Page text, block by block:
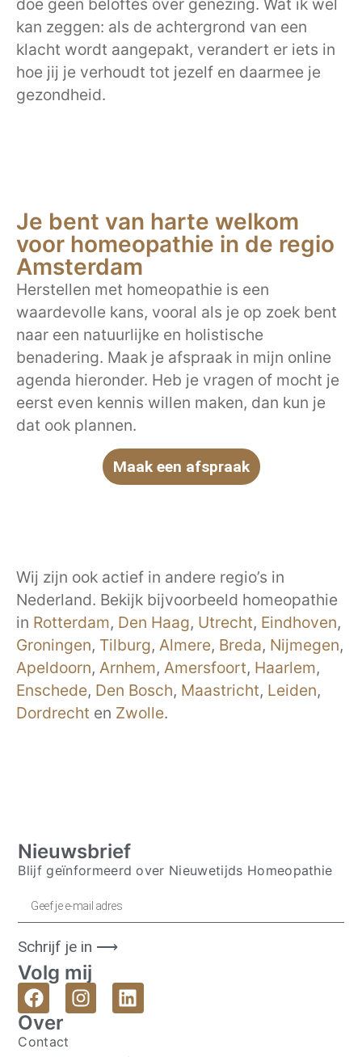
doe geen beloftes over genezing. Wat ik wel
kan zeggen: als de achtergrond van een
klacht wordt aangepakt, verandert er iets in
hoe jij je verhoudt tot jezelf en daarmee je
gezondheid.
Je bent van harte welkom
voor homeopathie in de regio
Amsterdam
Herstellen met homeopathie is een
waardevolle kans, vooral als je op zoek bent
naar een natuurlijke en holistische
benadering. Maak je afspraak in mijn online
agenda hieronder. Heb je vragen of mocht je
eerst even kennis willen maken, dan kun je
dat ook plannen.
Maak een afspraak
Wij zijn ook actief in andere regio’s in
Nederland. Bekijk bijvoorbeeld homeopathie
in Rotterdam, Den Haag, Utrecht, Eindhoven,
Groningen, Tilburg, Almere, Breda, Nijmegen,
Apeldoorn, Arnhem, Amersfoort, Haarlem,
Enschede, Den Bosch, Maastricht, Leiden,
Dordrecht en Zwolle.
Nieuwsbrief
Blijf geïnformeerd over Nieuwetijds Homeopathie
Schrijf je in ⟶
Volg mij
Over
Contact